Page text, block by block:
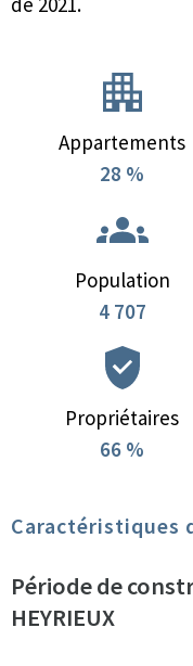
Appartements
28 %
Population
4 707
Propriétaires
66 %
Caractéristiques
Période de
HEYRIEUX